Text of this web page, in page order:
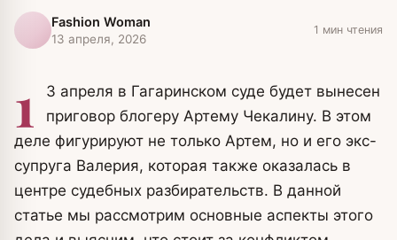
Fashion Woman
13 апреля, 2026
1 мин чтения
1
3 апреля в Гагаринском суде будет вынесен
приговор блогеру Артему Чекалину. В этом
деле фигурируют не только Артем, но и его экс-
супруга Валерия, которая также оказалась в
центре судебных разбирательств. В данной
статье мы рассмотрим основные аспекты этого